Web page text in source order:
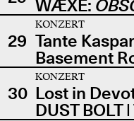
WÆXE:
29
KONZERT
Tante
Basement
30
KONZERT
Lost in
DUST BOLT